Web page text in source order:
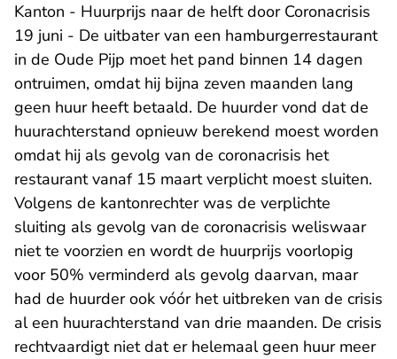
Kanton - Huurprijs naar de helft door Coronacrisis
19 juni - De uitbater van een hamburgerrestaurant
in de Oude Pijp moet het pand binnen 14 dagen
ontruimen, omdat hij bijna zeven maanden lang
geen huur heeft betaald. De huurder vond dat de
huurachterstand opnieuw berekend moest worden
omdat hij als gevolg van de coronacrisis het
restaurant vanaf 15 maart verplicht moest sluiten.
Volgens de kantonrechter was de verplichte
sluiting als gevolg van de coronacrisis weliswaar
niet te voorzien en wordt de huurprijs voorlopig
voor 50% verminderd als gevolg daarvan, maar
had de huurder ook vóór het uitbreken van de crisis
al een huurachterstand van drie maanden. De crisis
rechtvaardigt niet dat er helemaal geen huur meer